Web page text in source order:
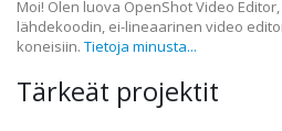
Moi! Olen luova OpenShot Video
lähdekoodin, ei-lineaarinen video
koneisiin. Tietoja minusta...
Tärkeät projektit